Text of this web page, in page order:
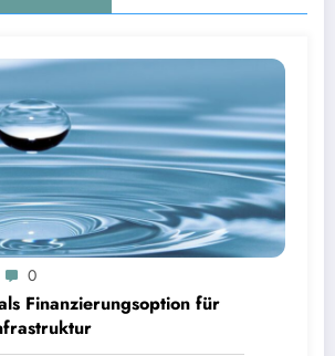
für die Wasserinfrastruktur | Bild: © Landratsamt
0
Finanzierungsoption für